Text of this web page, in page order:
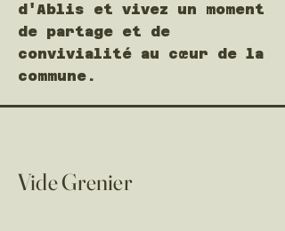
d'Ablis et vivez un moment
de partage et de
convivialité au cœur de la
commune.
Vide Grenier